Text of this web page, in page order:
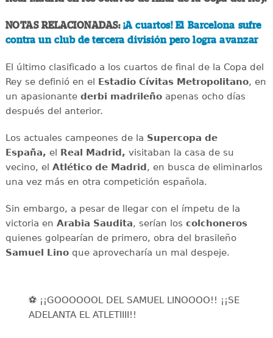
NOTAS RELACIONADAS: ¡A cuartos! El Barcelona sufre
contra un club de tercera división pero logra avanzar
El último clasificado a los cuartos de final de la Copa del
Rey se definió en el Estadio Cívitas Metropolitano, en
un apasionante derbi madrileñoapenas ocho días
después del anterior.
Los actuales campeones de la Supercopa de
España, el Real Madrid, visitaban la casa de su
vecino, el Atlético de Madrid, en busca de eliminarlos
una vez más en otra competición española.
Sin embargo, a pesar de llegar con el ímpetu de la
victoria en Arabia Saudita, serían los colchoneros
quienes golpearían de primero, obra del brasileño
Samuel Linoque aprovecharía un mal despeje.
⚽️ ¡¡GOOOOOOL DEL SAMUEL LINOOOO!! ¡¡SE
ADELANTA EL ATLETIIII!!